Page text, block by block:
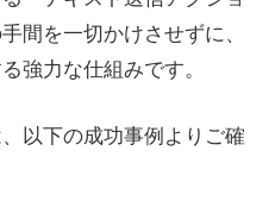
間を一切かけさせずに、
強力な仕組みです。
以下の成功事例よりご確